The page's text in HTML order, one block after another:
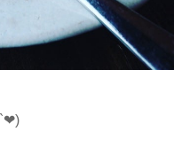
ほろ苦クリーミーでたまらん(´ڡ`❤)